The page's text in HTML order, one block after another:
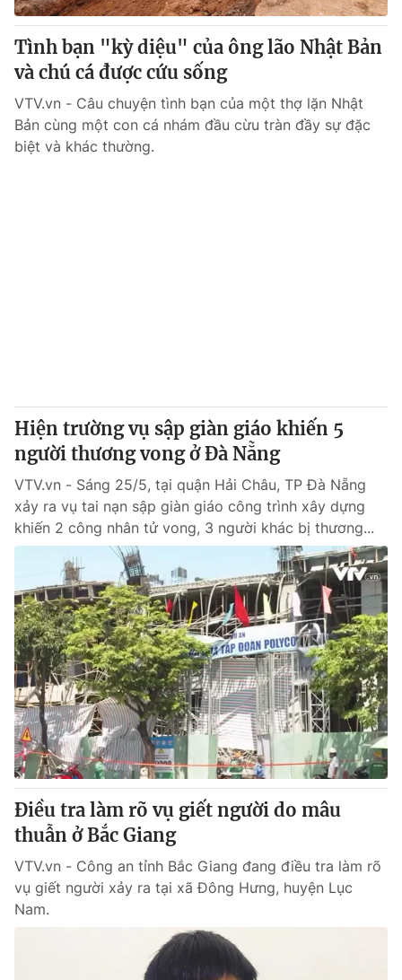
Tình bạn "kỳ diệu" của ông lão Nhật Bản
và chú cá được cứu sống
VTV.vn - Câu chuyện tình bạn của một thợ lặn Nhật
Bản cùng một con cá nhám đầu cừu tràn đầy sự đặc
biệt và khác thường.
Hiện trường vụ sập giàn giáo khiến 5
người thương vong ở Đà Nẵng
VTV.vn - Sáng 25/5, tại quận Hải Châu, TP Đà Nẵng
xảy ra vụ tai nạn sập giàn giáo công trình xây dựng
khiến 2 công nhân tử vong, 3 người khác bị thương...
Điều tra làm rõ vụ giết người do mâu
thuẫn ở Bắc Giang
VTV.vn - Công an tỉnh Bắc Giang đang điều tra làm rõ
vụ giết người xảy ra tại xã Đông Hưng, huyện Lục
Nam.